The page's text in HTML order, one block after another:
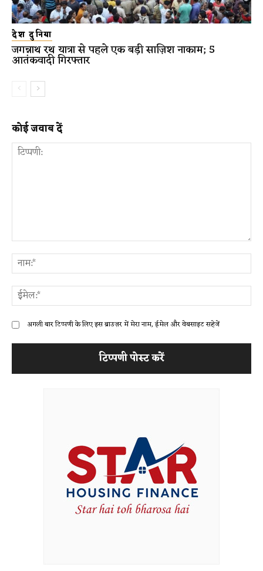
देश दुनिया
जगन्नाथ रथ यात्रा से पहले एक बड़ी साज़िश नाकाम; 5
आतंकवादी गिरफ्तार
कोई जवाब दें
अगली बार टिप्पणी के लिए इस ब्राउज़र में मेरा नाम, ईमेल और वेबसाइट सहेजें